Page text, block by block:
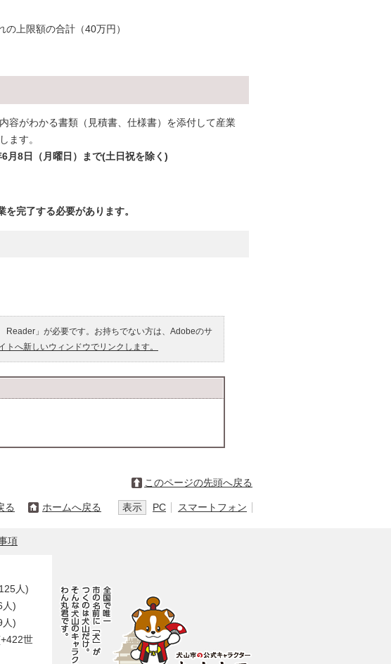
上限額の合計（40万円）
容がわかる書類（見積書、仕様書）を添付して産業
ます。
月8日（月曜日）まで(土日祝を除く)
する必要があります。
Reader」が必要です。お持ちでない方は、Adobeのサ
トへ新しいウィンドウでリンクします。
このページの先頭へ戻る
る ホームへ戻る 表示 PC スマートフォン
項
人)
人)
人)
世